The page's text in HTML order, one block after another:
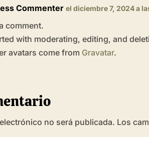
Commenter el diciembre 7, 2024 a
comment.
with moderating, editing, and
avatars come from Gravatar.
no será publicada. Los